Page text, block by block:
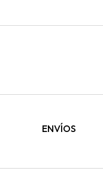
ENVÍOS